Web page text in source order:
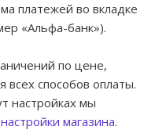
платежей во вкладке
«Альфа-банк»).
по цене,
способов оплаты.
настройках мы
магазина.